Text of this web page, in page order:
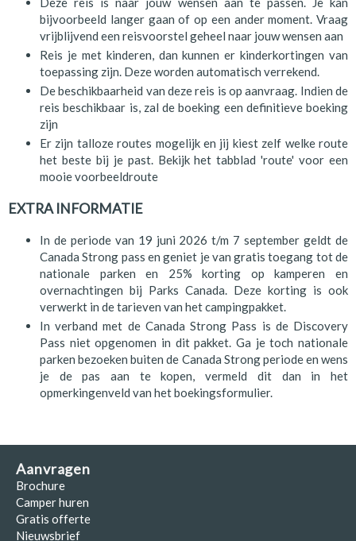
bijvoorbeeld langer gaan of op een ander moment. Vraag
vrijblijvend een reisvoorstel geheel naar jouw wensen aan
Reis je met kinderen, dan kunnen er kinderkortingen van
toepassing zijn. Deze worden automatisch verrekend.
De beschikbaarheid van deze reis is op aanvraag. Indien de
reis beschikbaar is, zal de boeking een definitieve boeking
zijn
Er zijn talloze routes mogelijk en jij kiest zelf welke route
het beste bij je past. Bekijk het tabblad 'route' voor een
mooie voorbeeldroute
EXTRA INFORMATIE
In de periode van 19 juni 2026 t/m 7 september geldt de
Canada Strong pass en geniet je van gratis toegang tot de
nationale parken en 25% korting op kamperen en
overnachtingen bij Parks Canada. Deze korting is ook
verwerkt in de tarieven van het campingpakket.
In verband met de Canada Strong Pass is de Discovery
Pass niet opgenomen in dit pakket. Ga je toch nationale
parken bezoeken buiten de Canada Strong periode en wens
je de pas aan te kopen, vermeld dit dan in het
opmerkingenveld van het boekingsformulier.
Aanvragen
Brochure
Camper huren
Gratis offerte
Nieuwsbrief